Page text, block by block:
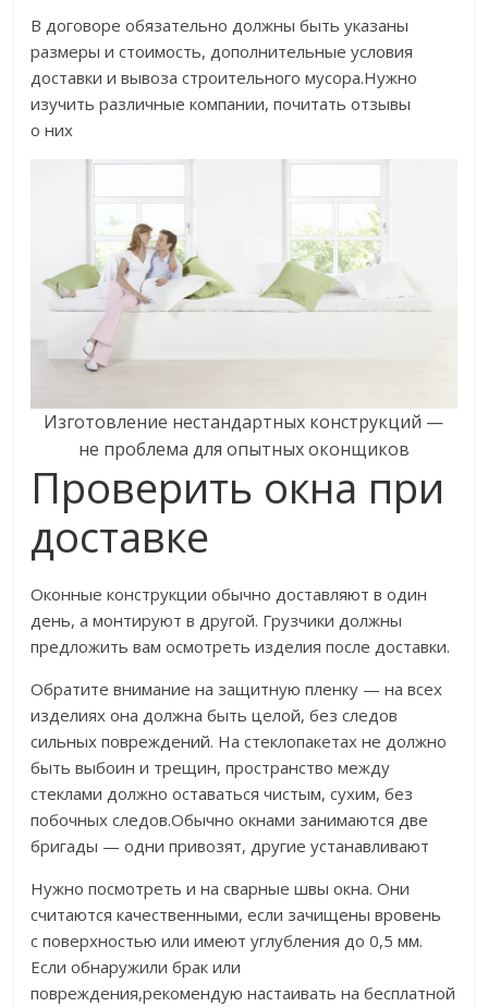
В договоре обязательно должны быть указаны
размеры и стоимость, дополнительные условия
доставки и вывоза строительного мусора.Нужно
изучить различные компании, почитать отзывы
о них
Изготовление нестандартных конструкций —
не проблема для опытных оконщиков
Проверить окна при
доставке
Оконные конструкции обычно доставляют в один
день, а монтируют в другой. Грузчики должны
предложить вам осмотреть изделия после доставки.
Обратите внимание на защитную пленку — на всех
изделиях она должна быть целой, без следов
сильных повреждений. На стеклопакетах не должно
быть выбоин и трещин, пространство между
стеклами должно оставаться чистым, сухим, без
побочных следов.Обычно окнами занимаются две
бригады — одни привозят, другие устанавливают
Нужно посмотреть и на сварные швы окна. Они
считаются качественными, если зачищены вровень
с поверхностью или имеют углубления до 0,5 мм.
Если обнаружили брак или
повреждения,рекомендую настаивать на бесплатной